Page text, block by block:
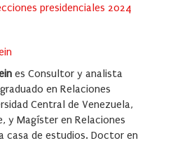
presidenciales 2024
es Consultor y analista
en Relaciones
Central de Venezuela,
y Magíster en Relaciones
casa de estudios. Doctor en